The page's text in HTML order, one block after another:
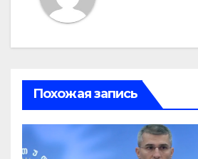
Похожая запись